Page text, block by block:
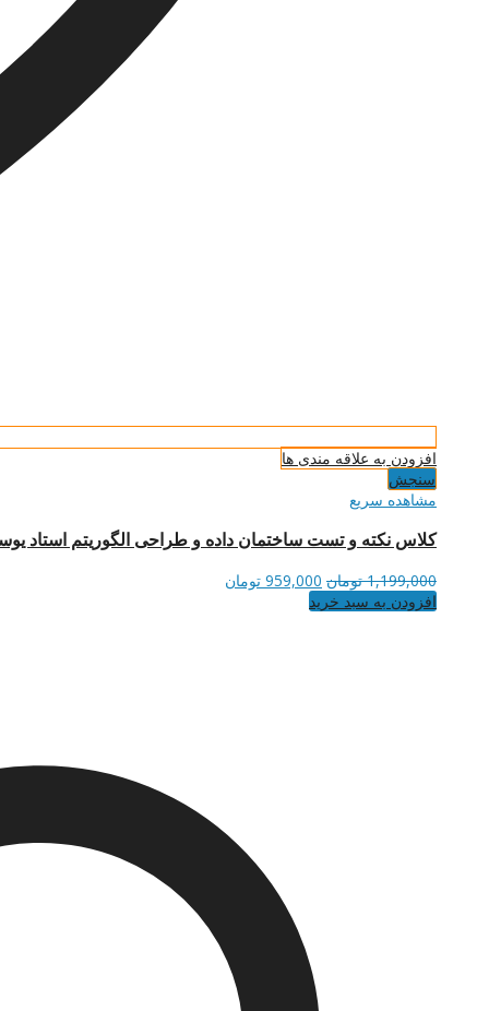
افزودن به علاقه مندی ها
سنجش
مشاهده سریع
کلاس نکته و تست ساختمان داده و طراحی الگوریتم استاد یوسفی
1,199,000 تومان قیمت
اصلی
959,000 تومان
افزودن به سبد خرید